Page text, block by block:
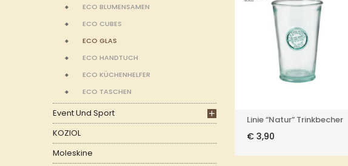
ECO BLUMENSAMEN
ECO CUBES
ECO GLAS
ECO HANDTUCH
ECO KÜCHENHELFER
ECO TASCHEN
Event Und Sport
KOZIOL
Moleskine
Linie “Natur” Trinkbecher
€ 3,90